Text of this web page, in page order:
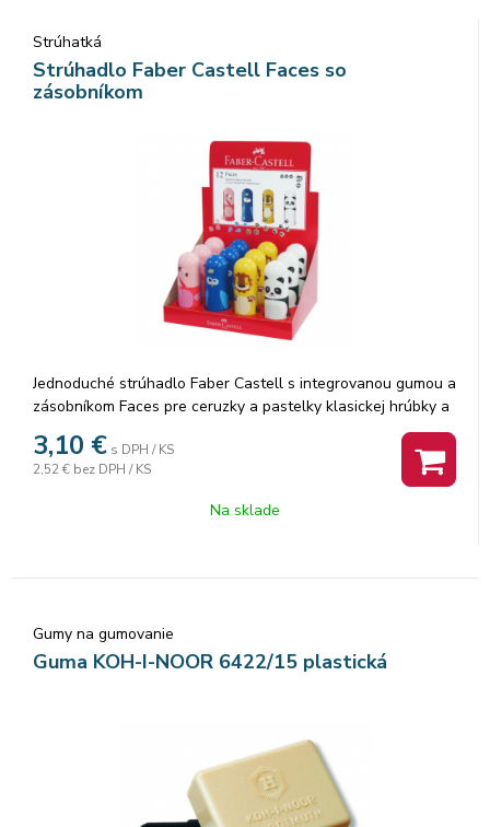
Strúhatká
Strúhadlo Faber Castell Faces so
zásobníkom
Jednoduché strúhadlo Faber Castell s integrovanou gumou a
zásobníkom Faces pre ceruzky a pastelky klasickej hrúbky a
rôznych tvarov. Kvalitný nôž zaručuje ideálne ostrúhané
ceruzky rôznych tvarov.
3,10 € s DPH / KS
2,52 € bez DPH / KS
Na sklade
Gumy na gumovanie
Guma KOH-I-NOOR 6422/15 plastická